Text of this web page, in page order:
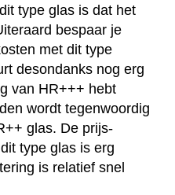
type glas is dat het
bespaar je
met dit type
desondanks nog erg
van HR+++ hebt
wordt tegenwoordig
glas. De prijs-
type glas is erg
is relatief snel